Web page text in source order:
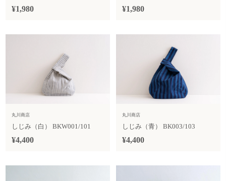
¥1,980 ¥1,980
丸川商店
しじみ（白） BKW001/101
¥4,400
丸川商店
しじみ（青） BK003/103
¥4,400